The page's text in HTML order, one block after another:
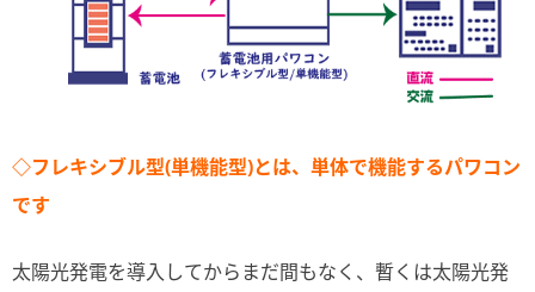
◇フレキシブル型(単機能型)とは、単体で機能するパワコン
です
太陽光発電を導入してからまだ間もなく、暫くは太陽光発